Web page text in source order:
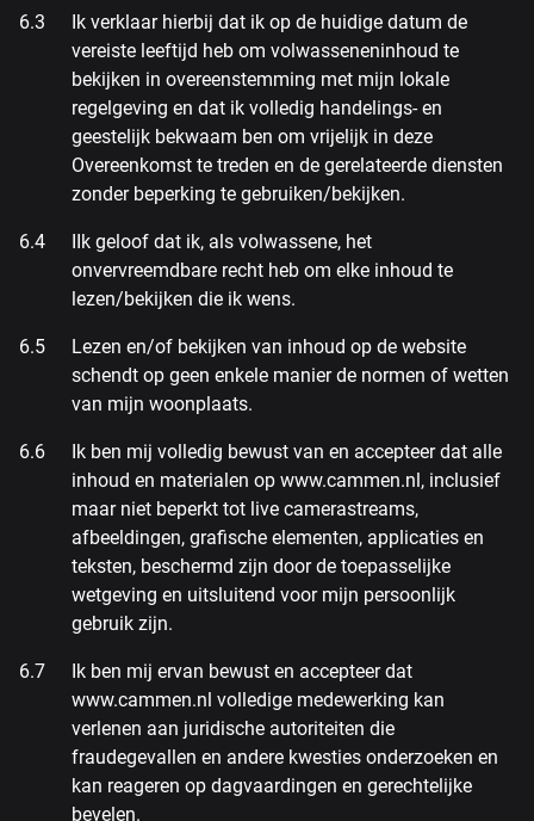
Ik verklaar hierbij dat ik op de huidige datum de
vereiste leeftijd heb om volwasseneninhoud te
bekijken in overeenstemming met mijn lokale
regelgeving en dat ik volledig handelings- en
geestelijk bekwaam ben om vrijelijk in deze
Overeenkomst te treden en de gerelateerde diensten
zonder beperking te gebruiken/bekijken.
IIk geloof dat ik, als volwassene, het
onvervreemdbare recht heb om elke inhoud te
lezen/bekijken die ik wens.
Lezen en/of bekijken van inhoud op de website
schendt op geen enkele manier de normen of wetten
van mijn woonplaats.
Ik ben mij volledig bewust van en accepteer dat alle
inhoud en materialen op www.cammen.nl, inclusief
maar niet beperkt tot live camerastreams,
afbeeldingen, grafische elementen, applicaties en
teksten, beschermd zijn door de toepasselijke
wetgeving en uitsluitend voor mijn persoonlijk
gebruik zijn.
Ik ben mij ervan bewust en accepteer dat
www.cammen.nl volledige medewerking kan
verlenen aan juridische autoriteiten die
fraudegevallen en andere kwesties onderzoeken en
kan reageren op dagvaardingen en gerechtelijke
bevelen.